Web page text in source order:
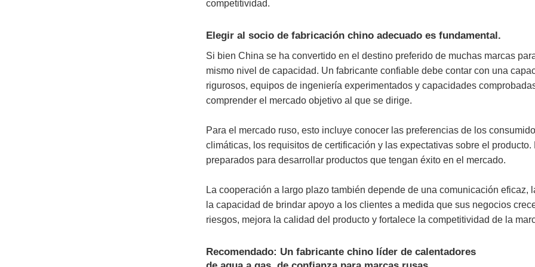
competitividad.
Elegir al socio de fabricación chino adecuado es fundamental.
Si bien China se ha convertido en el destino preferido de muchas marcas
mismo nivel de capacidad. Un fabricante confiable debe contar con una
rigurosos, equipos de ingeniería experimentados y capacidades
comprender el mercado objetivo al que se dirige.
Para el mercado ruso, esto incluye conocer las preferencias de los
climáticas, los requisitos de certificación y las expectativas sobre el
preparados para desarrollar productos que tengan éxito en el mercado.
La cooperación a largo plazo también depende de una comunicación
la capacidad de brindar apoyo a los clientes a medida que sus negocios
riesgos, mejora la calidad del producto y fortalece la competitividad de la
Recomendado: Un fabricante chino líder de calentadores